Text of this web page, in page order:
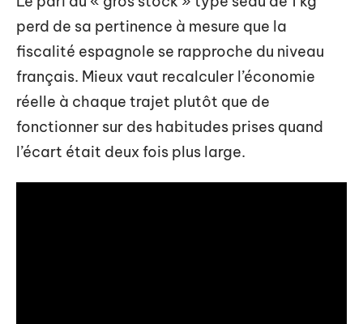
perd de sa pertinence à mesure que la
fiscalité espagnole se rapproche du niveau
français. Mieux vaut recalculer l’économie
réelle à chaque trajet plutôt que de
fonctionner sur des habitudes prises quand
l’écart était deux fois plus large.